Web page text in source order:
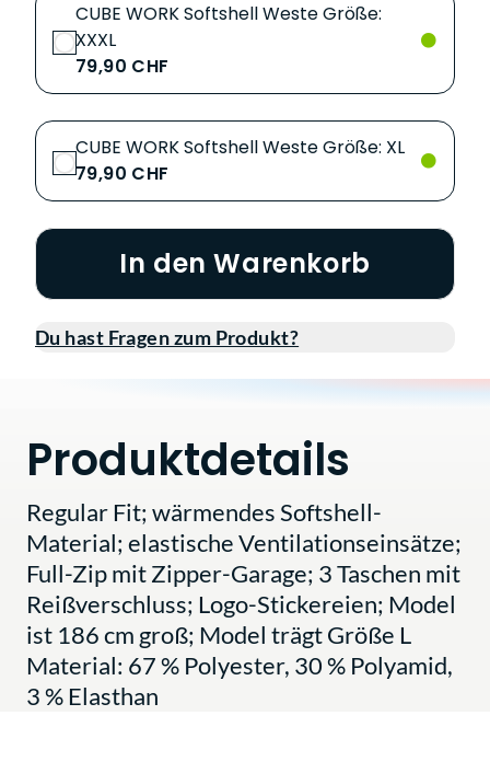
CUBE WORK Softshell Weste Größe:
XXXL
79,90 CHF
CUBE WORK Softshell Weste Größe: XL
79,90 CHF
In den Warenkorb
Du hast Fragen zum Produkt?
Produktdetails
Regular Fit; wärmendes Softshell-
Material; elastische Ventilationseinsätze;
Full-Zip mit Zipper-Garage; 3 Taschen mit
Reißverschluss; Logo-Stickereien; Model
ist 186 cm groß; Model trägt Größe L
Material: 67 % Polyester, 30 % Polyamid,
3 % Elasthan